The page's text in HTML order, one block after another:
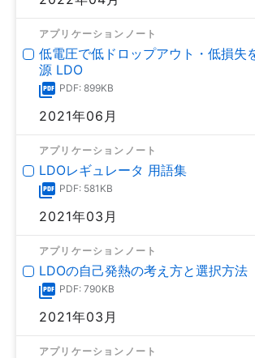
アプリケーションノート
低電圧で低ドロップアウト・低損失
源 LDO
PDF: 899KB
2021年06月
アプリケーションノート
LDOレギュレータ 用語集
PDF: 581KB
2021年03月
アプリケーションノート
LDOの自己発熱の考え方と選択方法
PDF: 790KB
2021年03月
アプリケーションノート